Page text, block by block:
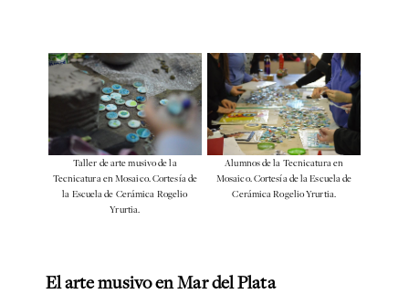
Taller de arte musivo de la
Tecnicatura en Mosaico. Cortesía de
la Escuela de Cerámica Rogelio
Yrurtia.
Alumnos de la Tecnicatura en
Mosaico. Cortesía de la Escuela de
Cerámica Rogelio Yrurtia.
El arte musivo en Mar del Plata